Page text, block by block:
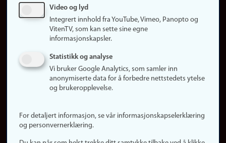
Om nettstedet
Informasjonskapsler
Personvern
Video og lyd
Integrert innhold fra YouTube, Vimeo, Panopto og
VitenTV, som kan sette sine egne
informasjonskapsler.
Statistikk og analyse
Vi bruker Google Analytics, som samler inn
anonymiserte data for å forbedre nettstedets ytelse
og brukeropplevelse.
For detaljert informasjon, se vår informasjonskapselerklæring
og personvernerklæring.